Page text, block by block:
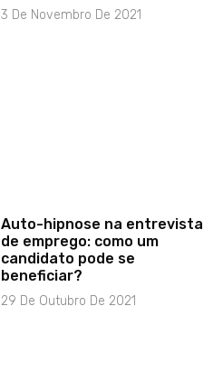
3 De Novembro De 2021
Auto-hipnose na entrevista
de emprego: como um
candidato pode se
beneficiar?
29 De Outubro De 2021